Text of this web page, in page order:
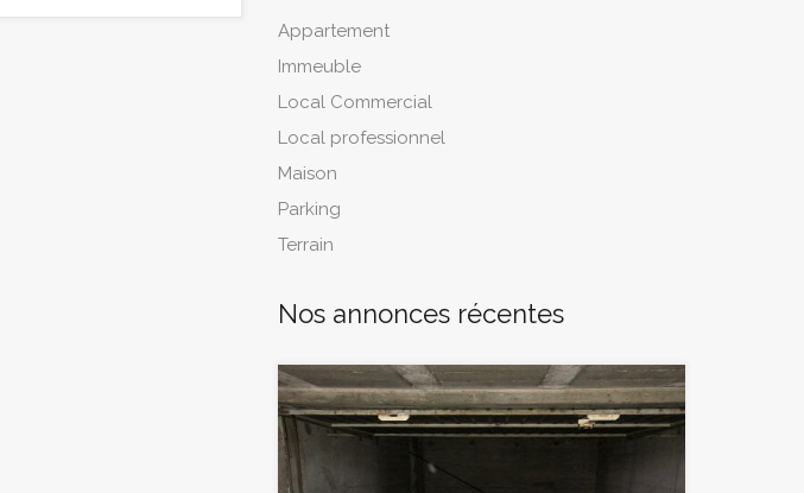
Appartement
Immeuble
Local Commercial
Local professionnel
Maison
Parking
Terrain
Nos annonces récentes